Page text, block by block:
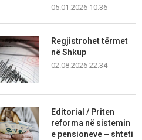
05.01.2026 10:36
Regjistrohet tërmet
në Shkup
02.08.2026 22:34
Editorial / Priten
reforma në sistemin
e pensioneve – shteti